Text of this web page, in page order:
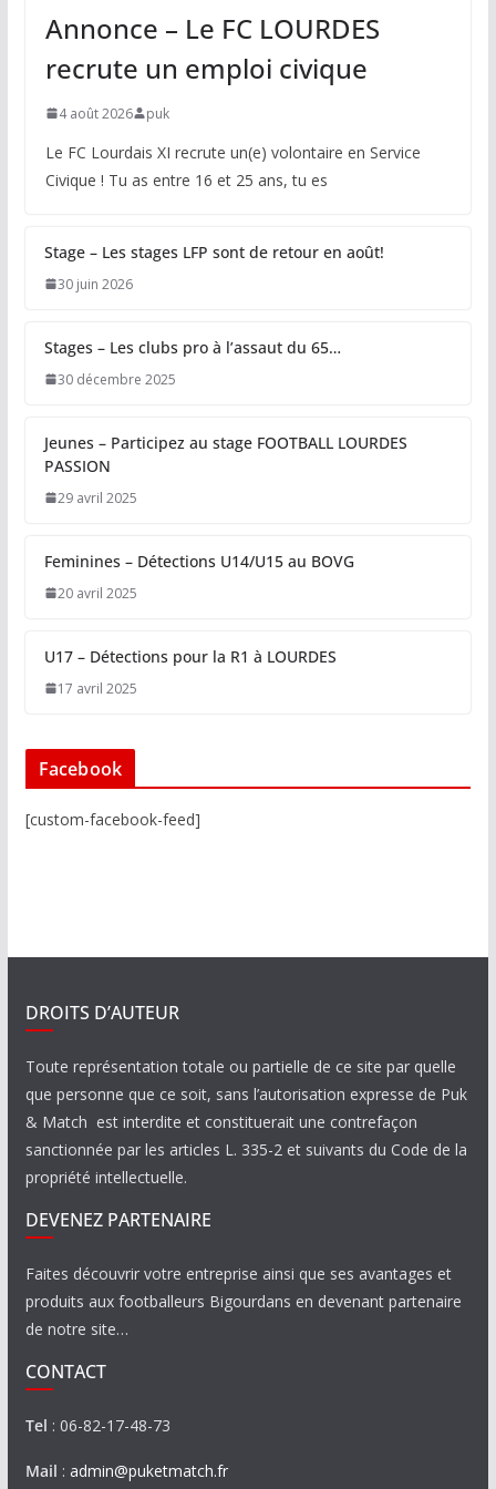
Annonce – Le FC LOURDES
recrute un emploi civique
4 août 2026 puk
Le FC Lourdais XI recrute un(e) volontaire en Service
Civique ! Tu as entre 16 et 25 ans, tu es
Stage – Les stages LFP sont de retour en août!
30 juin 2026
Stages – Les clubs pro à l’assaut du 65…
30 décembre 2025
Jeunes – Participez au stage FOOTBALL LOURDES
PASSION
29 avril 2025
Feminines – Détections U14/U15 au BOVG
20 avril 2025
U17 – Détections pour la R1 à LOURDES
17 avril 2025
Facebook
[custom-facebook-feed]
DROITS D’AUTEUR
Toute représentation totale ou partielle de ce site par quelle
que personne que ce soit, sans l’autorisation expresse de Puk
& Match est interdite et constituerait une contrefaçon
sanctionnée par les articles L. 335-2 et suivants du Code de la
propriété intellectuelle.
DEVENEZ PARTENAIRE
Faites découvrir votre entreprise ainsi que ses avantages et
produits aux footballeurs Bigourdans en devenant partenaire
de notre site…
CONTACT
Tel : 06-82-17-48-73
Mail : admin@puketmatch.fr